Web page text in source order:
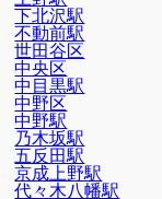
下北沢駅
不動前駅
世田谷区
中央区
中目黒駅
中野区
中野駅
乃木坂駅
五反田駅
京成上野駅
代々木八幡駅